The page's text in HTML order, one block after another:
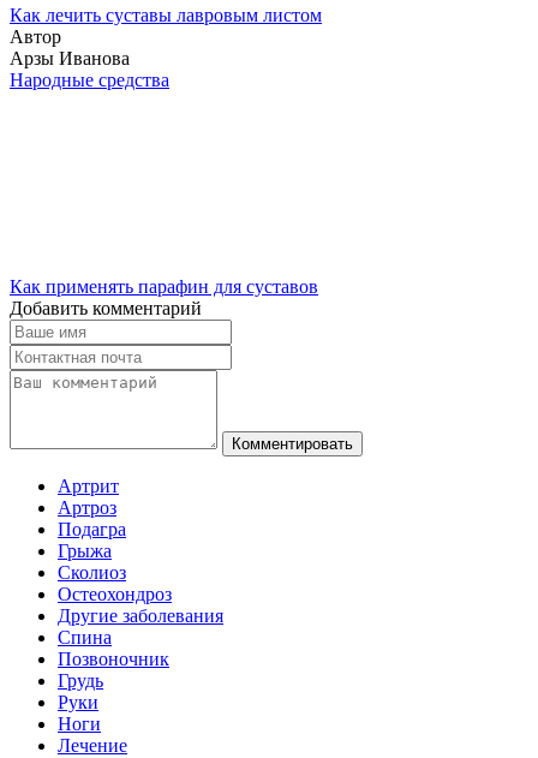
Как лечить суставы лавровым листом
Автор
Арзы Иванова
Народные средства
Как применять парафин для суставов
Добавить комментарий
Комментировать
Артрит
Артроз
Подагра
Грыжа
Сколиоз
Остеохондроз
Другие заболевания
Спина
Позвоночник
Грудь
Руки
Ноги
Лечение